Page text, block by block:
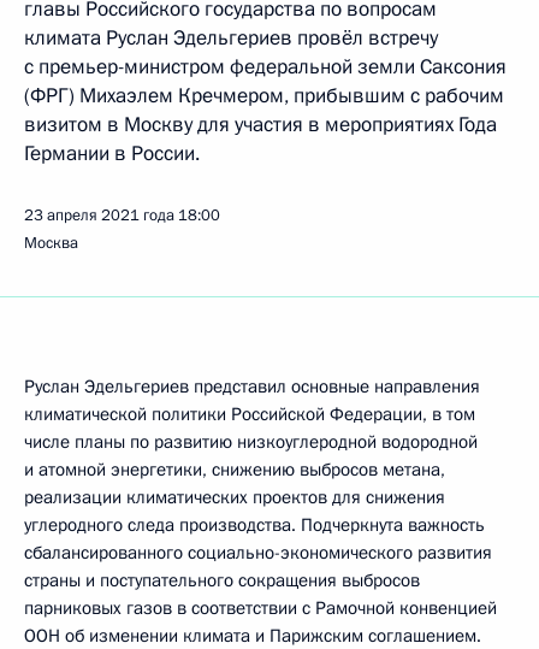
главы Российского государства по вопросам
климата Руслан Эдельгериев провёл встречу
с премьер-министром федеральной земли Саксония
(ФРГ) Михаэлем Кречмером, прибывшим с рабочим
визитом в Москву для участия в мероприятиях Года
Германии в России.
23 апреля 2021 года 18:00
Москва
Руслан Эдельгериев представил основные направления
климатической политики Российской Федерации, в том
числе планы по развитию низкоуглеродной водородной
и атомной энергетики, снижению выбросов метана,
реализации климатических проектов для снижения
углеродного следа производства. Подчеркнута важность
сбалансированного социально-экономического развития
страны и поступательного сокращения выбросов
парниковых газов в соответствии с Рамочной конвенцией
ООН об изменении климата и Парижским соглашением.